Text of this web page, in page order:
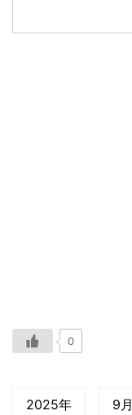
0
2025年 9月